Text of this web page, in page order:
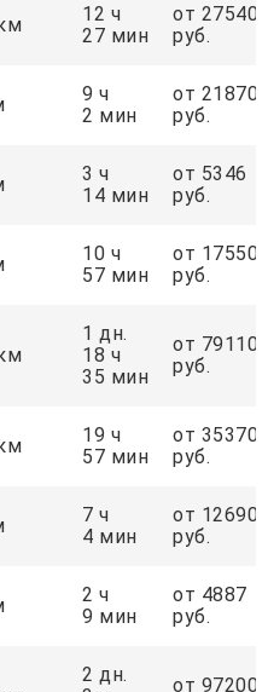
12 ч
27 мин
от 27540
руб.
9 ч
2 мин
от 21870
руб.
3 ч
14 мин
от 5346
руб.
10 ч
57 мин
от 17550
руб.
1 дн.
18 ч
35 мин
от 79110
руб.
19 ч
57 мин
от 35370
руб.
7 ч
4 мин
от 12690
руб.
2 ч
9 мин
от 4887
руб.
2 дн.
от 97200